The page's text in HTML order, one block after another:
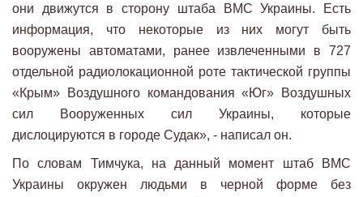
они движутся в сторону штаба ВМС Украины. Есть
информация, что некоторые из них могут быть
вооружены автоматами, ранее извлеченными в 727
отдельной радиолокационной роте тактической группы
«Крым» Воздушного командования «Юг» Воздушных
сил Вооруженных сил Украины, которые
дислоцируются в городе Судак», - написал он.
По словам Тимчука, на данный момент штаб ВМС
Украины окружен людьми в черной форме без